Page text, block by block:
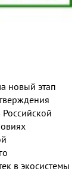
новый этап
Российской
в экосистемы